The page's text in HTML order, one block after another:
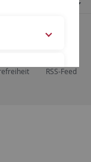
RSS-Feed